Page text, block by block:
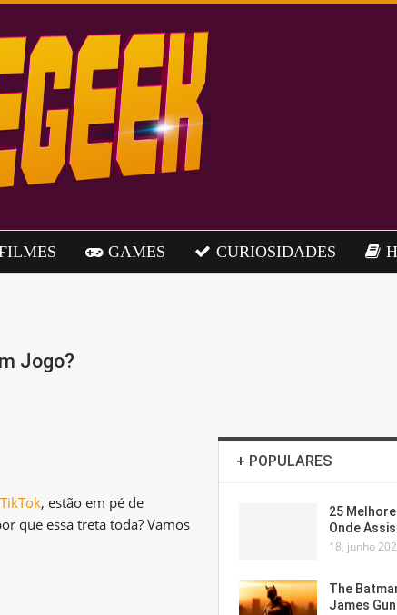
GAMES CURIOSIDADES
Jogo?
TikTok, estão em pé de
que essa treta toda? Vamos
+ POPULARES
25
Onde
18, junho
The
James